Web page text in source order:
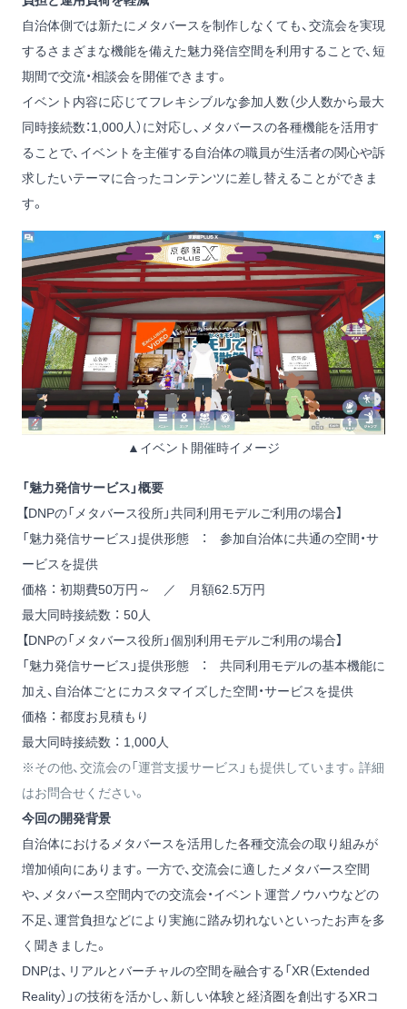
自治体側では新たにメタバースを制作しなくても、交流会を実現
するさまざまな機能を備えた魅力発信空間を利用することで、短
期間で交流・相談会を開催できます。
イベント内容に応じてフレキシブルな参加人数（少人数から最大
同時接続数：1,000人）に対応し、メタバースの各種機能を活用す
ることで、イベントを主催する自治体の職員が生活者の関心や訴
求したいテーマに合ったコンテンツに差し替えることができま
す。
▲イベント開催時イメージ
「魅力発信サービス」概要
【DNPの「メタバース役所」共同利用モデルご利用の場合】
「魅力発信サービス」提供形態 ： 参加自治体に共通の空間・サ
ービスを提供
価格 ： 初期費50万円～ ／ 月額62.5万円
最大同時接続数 ： 50人
【DNPの「メタバース役所」個別利用モデルご利用の場合】
「魅力発信サービス」提供形態 ： 共同利用モデルの基本機能に
加え、自治体ごとにカスタマイズした空間・サービスを提供
価格 ： 都度お見積もり
最大同時接続数 ： 1,000人
※その他、交流会の「運営支援サービス」も提供しています。詳細
はお問合せください。
今回の開発背景
自治体におけるメタバースを活用した各種交流会の取り組みが
増加傾向にあります。一方で、交流会に適したメタバース空間
や、メタバース空間内での交流会・イベント運営ノウハウなどの
不足、運営負担などにより実施に踏み切れないといったお声を多
く聞きました。
DNPは、リアルとバーチャルの空間を融合する「XR（Extended
Reality）」の技術を活かし、新しい体験と経済圏を創出するXRコ